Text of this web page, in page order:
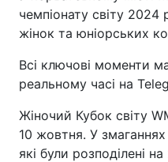
чемпіонату світу 2024
жінок та юніорських
Всі ключові моменти
реальному часі на
Жіночий Кубок світу
10 жовтня. У
які були розподілені